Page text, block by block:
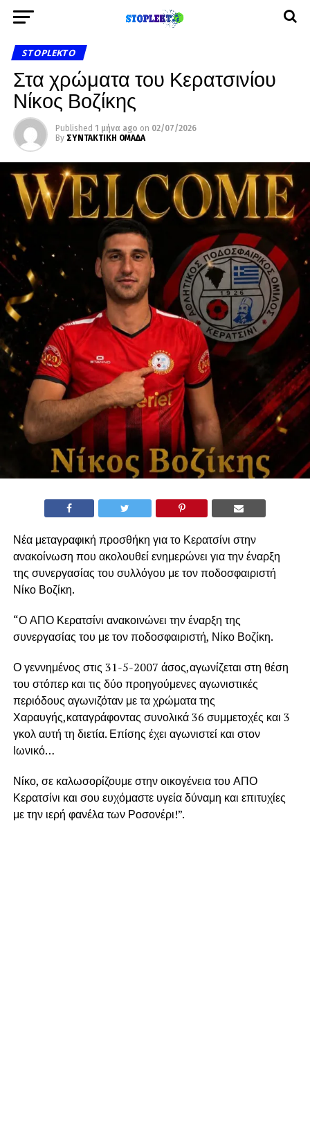
STOPLEKTO
Στα χρώματα του Κερατσινίου
Νίκος Βοζίκης
Published 1 μήνα ago on 02/07/2026
By ΣΥΝΤΑΚΤΙΚΗ ΟΜΑΔΑ
Νέα μεταγραφική προσθήκη για το Κερατσίνι στην
ανακοίνωση που ακολουθεί ενημερώνει για την έναρξη
της συνεργασίας του συλλόγου με τον ποδοσφαιριστή
Νίκο Βοζίκη.
“Ο ΑΠΟ Κερατσίνι ανακοινώνει την έναρξη της
συνεργασίας του με τον ποδοσφαιριστή, Νίκο Βοζίκη.
Ο γεννημένος στις 31-5-2007 άσος,αγωνίζεται στη θέση
του στόπερ και τις δύο προηγούμενες αγωνιστικές
περιόδους αγωνιζόταν με τα χρώματα της
Χαραυγής,καταγράφοντας συνολικά 36 συμμετοχές και 3
γκολ αυτή τη διετία. Επίσης έχει αγωνιστεί και στον
Ιωνικό…
Νίκο, σε καλωσορίζουμε στην οικογένεια του ΑΠΟ
Κερατσίνι και σου ευχόμαστε υγεία δύναμη και επιτυχίες
με την ιερή φανέλα των Ροσονέρι!”.